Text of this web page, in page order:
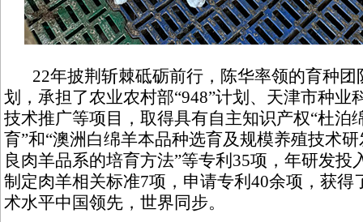
22年披荆斩棘砥砺前行，陈华率领的育种团
划，承担了农业农村部“948”计划、天津市种业
技术推广等项目，取得具有自主知识产权“杜泊
育”和“澳洲白绵羊本品种选育及规模养殖技术
良肉羊品系的培育方法”等专利35项，年研发投
制定肉羊相关标准7项，申请专利40余项，获得
术水平中国领先，世界同步。